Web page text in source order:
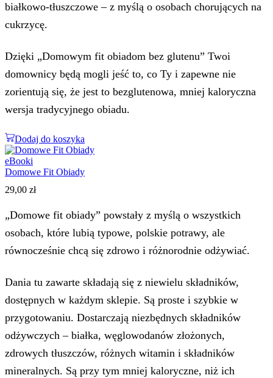
białkowo-tłuszczowe – z myślą o osobach chorujących na
cukrzycę.
Dzięki „Domowym fit obiadom bez glutenu” Twoi
domownicy będą mogli jeść to, co Ty i zapewne nie
zorientują się, że jest to bezglutenowa, mniej kaloryczna
wersja tradycyjnego obiadu.
Dodaj do koszyka
eBooki
Domowe Fit Obiady
29,00 zł
„Domowe fit obiady” powstały z myślą o wszystkich
osobach, które lubią typowe, polskie potrawy, ale
równocześnie chcą się zdrowo i różnorodnie odżywiać.
Dania tu zawarte składają się z niewielu składników,
dostępnych w każdym sklepie. Są proste i szybkie w
przygotowaniu. Dostarczają niezbędnych składników
odżywczych – białka, węglowodanów złożonych,
zdrowych tłuszczów, różnych witamin i składników
mineralnych. Są przy tym mniej kaloryczne, niż ich